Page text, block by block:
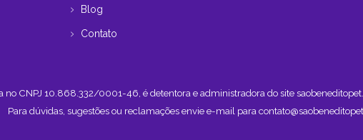
Blog
Contato
no CNPJ 10.868.332/0001-46, é detentora e administradora do site
Para dúvidas, sugestões ou reclamações envie e-mail para